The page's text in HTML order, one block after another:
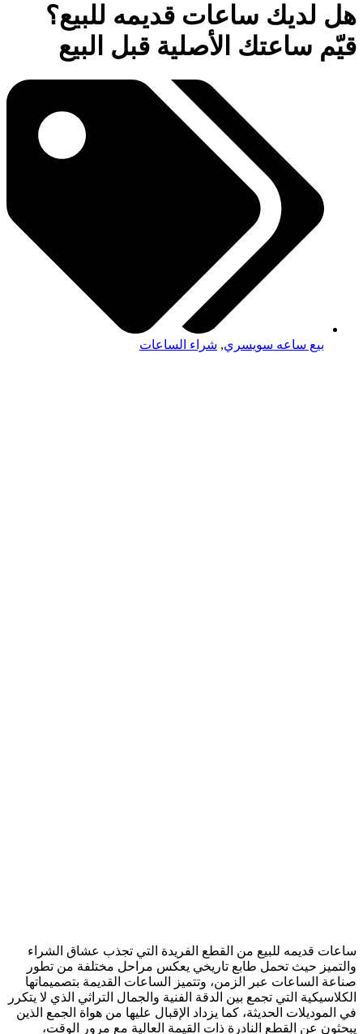
هل لديك ساعات قديمه للبيع؟
قيّم ساعتك الأصلية قبل البيع
بيع ساعه سويسري, شراء الساعات
ساعات قديمه للبيع من القطع الفريدة التي تجذب عشاق الشراء
والتميز حيث تحمل طابع تاريخي يعكس مراحل مختلفة من تطور
صناعة الساعات عبر الزمن، وتتميز الساعات القديمة بتصميماتها
الكلاسيكية التي تجمع بين الدقة الفنية والجمال التراثي الذي لا يتكرر
في الموديلات الحديثة، كما يزداد الإقبال عليها من هواة الجمع الذين
يبحثون عن القطع النادرة ذات القيمة العالية مع مرور الوقت،